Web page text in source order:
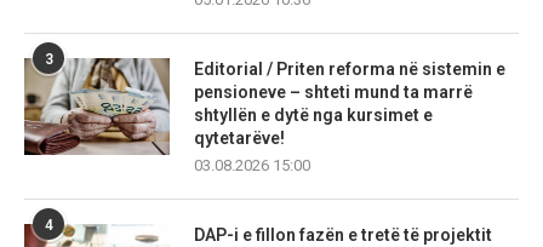
3
Editorial / Priten reforma në sistemin e
pensioneve – shteti mund ta marrë
shtyllën e dytë nga kursimet e
qytetarëve!
03.08.2026 15:00
4
DAP-i e fillon fazën e tretë të projektit